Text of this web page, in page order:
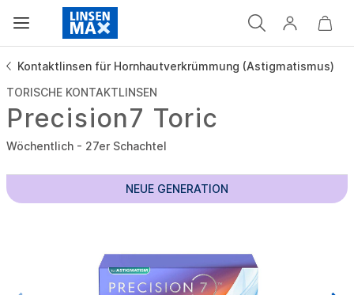
Kontaktlinsen für Hornhautverkrümmung (Astigmatismus)
TORISCHE KONTAKTLINSEN
Precision7 Toric
Wöchentlich - 27er Schachtel
NEUE GENERATION